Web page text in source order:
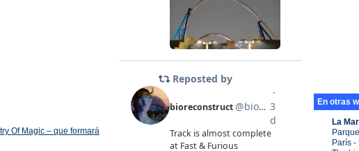
En otras
La
París -
Of Magic – que formará